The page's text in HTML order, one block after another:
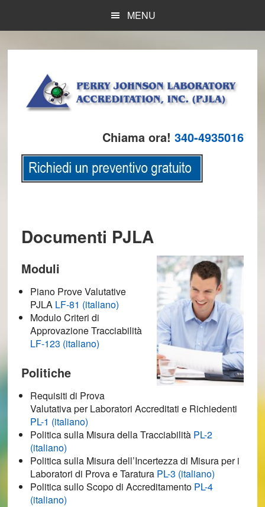
main
primary
footer
MENU
Chiama ora! 340-4935016
Documenti PJLA
Moduli
Piano Prove Valutative
PJLA LF-81 (italiano)
Modulo Criteri di
Approvazione Tracciabilità
LF-123 (italiano)
Politiche
Requisiti di Prova
Valutativa per Laboratori Accreditati e Richiedenti
PL-1 (italiano)
Politica sulla Misura della Tracciabilità PL-2
(italiano)
Politica sulla Misura dell’Incertezza di Misura per i
Laboratori di Prova e Taratura PL-3 (italiano)
Politica sullo Scopo di Accreditamento PL-4
(italiano)